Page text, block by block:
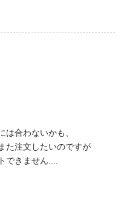
は合わないかも、
た注文したいのですが
できません....